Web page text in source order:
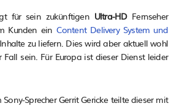
für sein zukünftigen Ultra-HDFernseher
Kunden ein Content Delivery System und
zu liefern. Dies wird aber aktuell wohl
sein. Für Europa ist dieser Dienst leider
Sprecher Gerrit Gericke teilte dieser mit